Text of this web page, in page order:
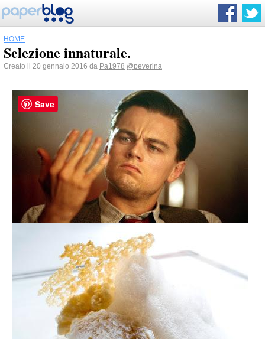
HOME
Selezione innaturale.
Creato il 20 gennaio 2016 da Pa1978 @peverina
Save